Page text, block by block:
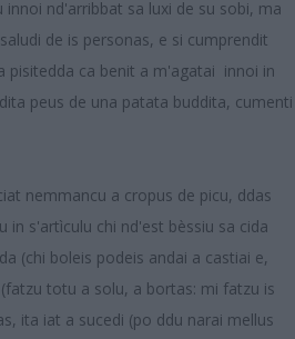
nd'arribbat sa luxi de su sobi, ma
de is personas, e si cumprendit
pisitedda ca benit a m'agatai innoi in
peus de una patata buddita, cumenti
nemmancu a cropus de picu, ddas
s'artìculu chi nd'est bèssiu sa cida
(chi boleis podeis andai a castiai e,
totu a solu, a bortas: mi fatzu is
ita iat a sucedi (po ddu narai mellus